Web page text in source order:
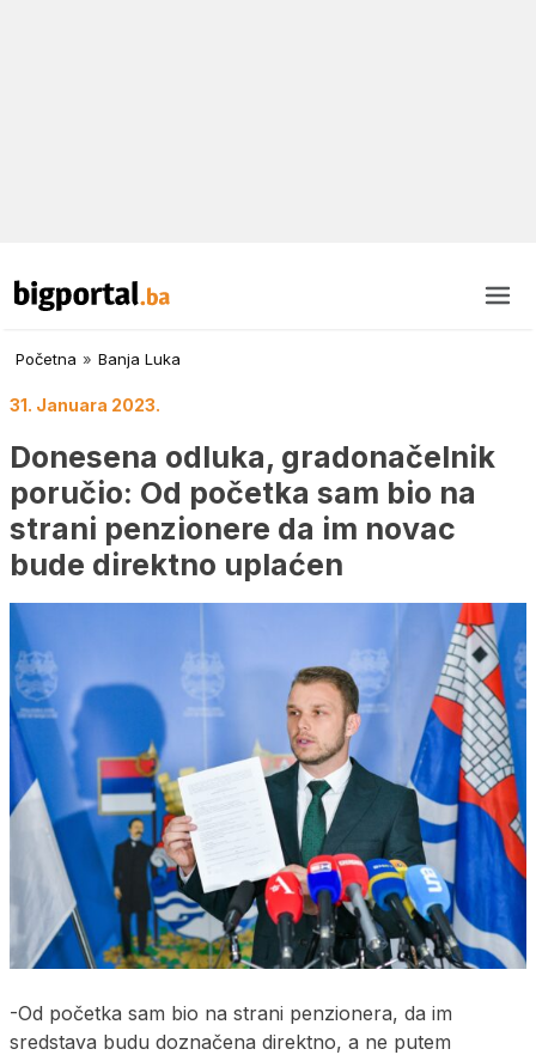
Početna » Banja Luka
31. Januara 2023.
Donesena odluka, gradonačelnik
poručio: Od početka sam bio na
strani penzionere da im novac
bude direktno uplaćen
-Od početka sam bio na strani penzionera, da im
sredstava budu doznačena direktno, a ne putem